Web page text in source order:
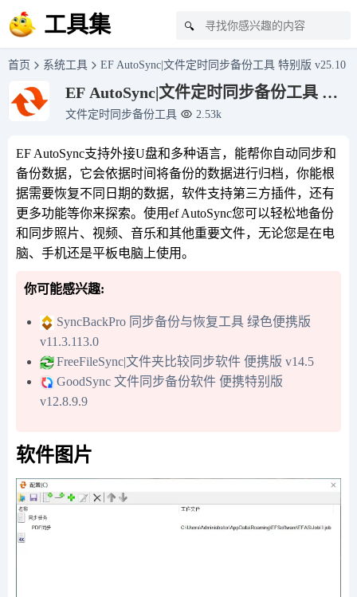
工具集 🔍
首页 系统工具 EF AutoSync|文件定时同步备份工具 特别版 v25.10
EF AutoSync|文件定时同步备份工具 特
别版 v25.10
文件定时同步备份工具 2.53k
EF AutoSync支持外接U盘和多种语言，能帮你自动同步和
备份数据，它会依据时间将备份的数据进行归档，你能根
据需要恢复不同日期的数据，软件支持第三方插件，还有
更多功能等你来探索。使用ef AutoSync您可以轻松地备份
和同步照片、视频、音乐和其他重要文件，无论您是在电
脑、手机还是平板电脑上使用。
你可能感兴趣:
SyncBackPro 同步备份与恢复工具 绿色便携版
v11.3.113.0
FreeFileSync|文件夹比较同步软件 便携版 v14.5
GoodSync 文件同步备份软件 便携特别版
v12.8.9.9
软件图片